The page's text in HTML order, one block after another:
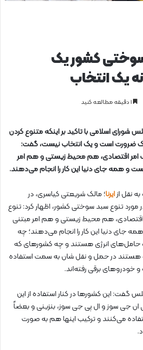
کشور یک
یک انتخاب
اسلامی با تاکید بر اینکه متنوع کردن
ضرورت است و یک انتخاب نیست، گفت:
اقتصادی، هم محیط زیستی و هم امر
و همه جای دنیا این کار را انجام می‌دهند.
به نقل ازایرنا؛ مالک شریعتی کیاسری، در
مورد تنوع سبد سوختی کشور، اظهار کرد: تنوع
هم محیط زیستی و هم امر مبتنی
جای دنیا این کار را انجام می‌دهند؛ چه
حامل‌های انرژی هستند و چه کشورهای که
هستند در حمل و نقل شان به سمت استفاده
خودروهای برقی رفته‌اند.
این کشورها در کنار استفاده از این
جی سوز و ال پی جی سوز، بنزینی و بعضاً
می‌کنند و ترکیب اینها هم به صورت